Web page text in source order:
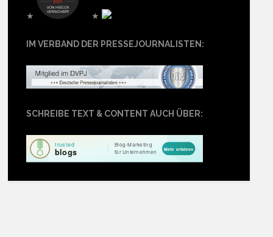
★ ★
IM VERBAND DER PRESSEJOURNALISTEN:
SCHREIBE TEXT & CONTENT AUCH ÜBER: